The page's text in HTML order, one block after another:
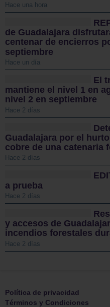
Hace una hora
de Guadalajara
centenar de encierros
septiembre
Hace un día
El
mantiene el nivel 1 en
nivel 2 en septiembre
Hace 2 días
Guadalajara por el
cobre de una catenaria
Hace 2 días
a prueba
Hace 2 días
y accesos de
incendios forestales
Hace 2 días
Política de privacidad
Términos y Condiciones